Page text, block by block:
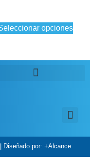
opciones
Diseñado por: +Alcance